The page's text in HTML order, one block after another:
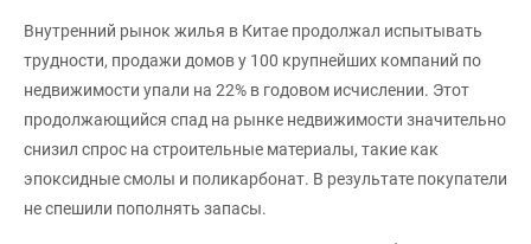
Внутренний рынок жилья в Китае продолжал испытывать
трудности, продажи домов у 100 крупнейших компаний по
недвижимости упали на 22% в годовом исчислении. Этот
продолжающийся спад на рынке недвижимости значительно
снизил спрос на строительные материалы, такие как
эпоксидные смолы и поликарбонат. В результате покупатели
не спешили пополнять запасы.